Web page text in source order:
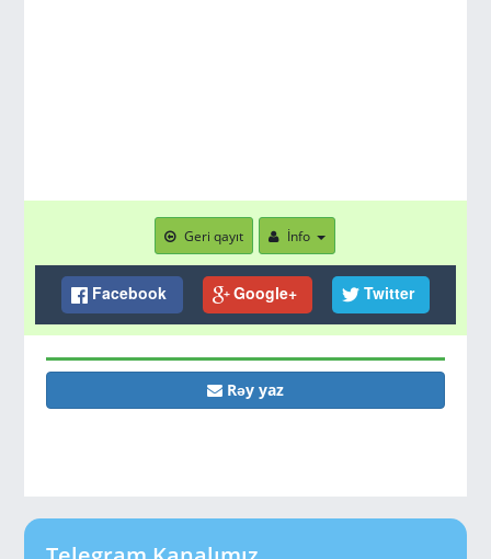
Geri qayıt İnfo
Facebook Google+ Twitter
Rəy yaz